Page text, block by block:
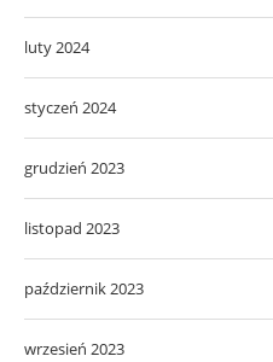
luty 2024
styczeń 2024
grudzień 2023
listopad 2023
październik 2023
wrzesień 2023